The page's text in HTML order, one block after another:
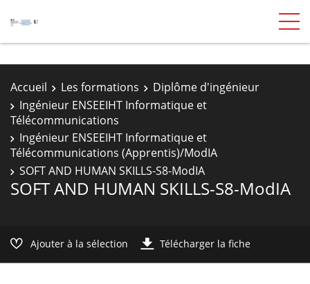
Accueil Les formations
Diplôme d'ingénieur
Ingénieur ENSEEIHT Informatique et
Télécommunications
Ingénieur ENSEEIHT Informatique et
Télécommunications (Apprentis)/ModIA
SOFT AND HUMAN SKILLS-S8-ModIA
SOFT AND HUMAN SKILLS-S8-ModIA
Ajouter à la sélection Télécharger la fiche